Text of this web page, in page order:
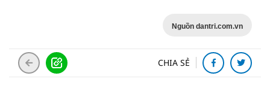
Nguồn dantri.com.vn
CHIA SẺ